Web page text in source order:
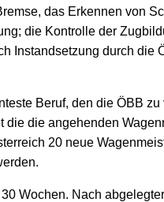
das Erkennen von
die Kontrolle der
Instandsetzung durch die
Beruf, den die ÖBB zu
die die angehenden
20 neue
Wochen. Nach